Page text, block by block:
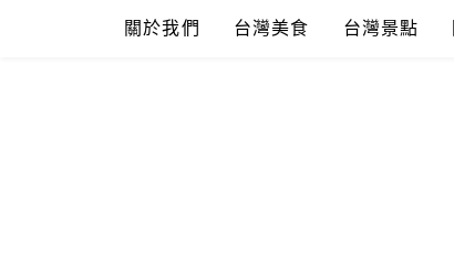
關於我們 台灣美食 台灣景點